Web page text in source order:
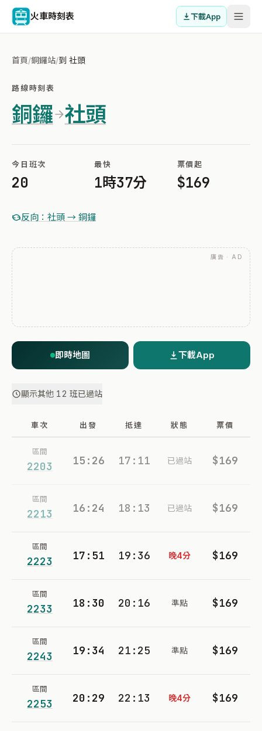
火車時刻表 下載App
首頁/銅鑼站/到 社頭
路線時刻表
銅鑼 社頭
今日班次
20
最快
1時37分
票價起
$169
反向：社頭 → 銅鑼
廣告 · AD
即時地圖 下載App
顯示其他 12 班已過站
車次 出發 抵達 狀態 票價
區間
2203 15:26 17:11 已過站 $169
區間
2213 16:24 18:13 已過站 $169
區間
2223 17:51 19:36 晚4分 $169
區間
2233 18:30 20:16 準點 $169
區間
2243 19:34 21:25 準點 $169
區間
2253 20:29 22:13 晚4分 $169